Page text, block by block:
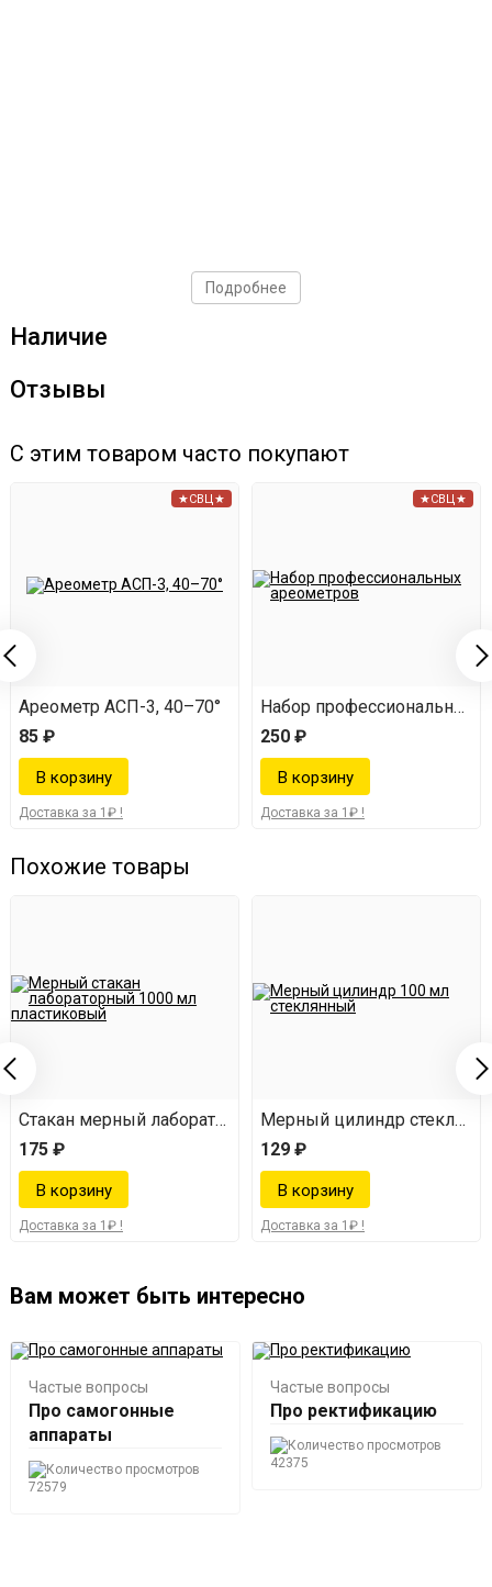
Подробнее
Наличие
Отзывы
С этим товаром часто покупают
★СВЦ★
Ареометр АСП-3, 40–70°
85 ₽
Доставка за 1₽ !
★СВЦ★
Набор профессиональных
250 ₽
Доставка за 1₽ !
Похожие товары
Стакан мерный лабораторный 1000 мл
175 ₽
Доставка за 1₽ !
Мерный цилиндр
129 ₽
Доставка за 1₽ !
Вам может быть интересно
Частые вопросы
Про самогонные
аппараты​
72579
Частые вопросы
Про ректификацию
42375